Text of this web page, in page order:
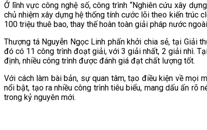
Ở lĩnh vực công nghệ số, công trình “Nghiên cứu xây
chủ nhiệm xây dựng hệ thống tính cước lõi theo kiến trúc
100 triệu thuê bao, thay thế hoàn toàn giải pháp nước
Thượng tá Nguyễn Ngọc Linh phấn khởi chia sẻ, tại Giải
đó có 11 công trình đoạt giải, với 3 giải nhất, 2 giải nhì.
định, nhiều công trình được đánh giá đạt chất lượng tốt.
Với cách làm bài bản, sự quan tâm, tạo điều kiện về mọi
nổi bật, tạo ra nhiều công trình tiêu biểu, mang dấu ấn rõ
trong kỷ nguyên mới.